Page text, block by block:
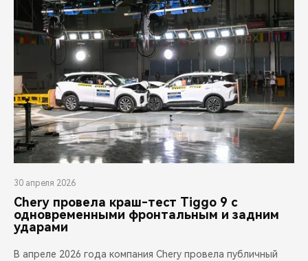
30 апреля 2026
Chery провела краш-тест Tiggo 9 с
одновременными фронтальным и задним
ударами
В апреле 2026 года компания Chery провела публичный